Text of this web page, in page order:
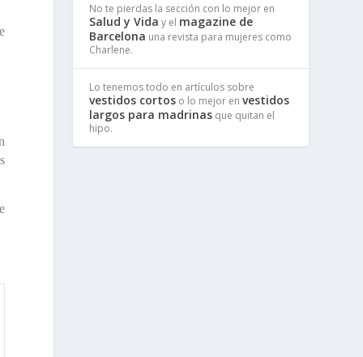
No te pierdas la sección con lo mejor en
Salud y Vida y el magazine de
Barcelona una revista para mujeres como
Charlene.
Lo tenemos todo en artículos sobre
vestidos cortos o lo mejor envestidos
largos para madrinas que quitan el
hipo.